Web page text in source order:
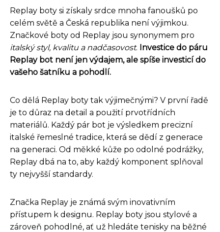
Replay boty si získaly srdce mnoha fanoušků po
celém světě a Česká republika není výjimkou.
Značkové boty od Replay jsou synonymem pro
italský styl, kvalitu a nadčasovost. Investice do páru
Replay bot není jen výdajem, ale spíše investicí do
vašeho šatníku a pohodlí.
Co dělá Replay boty tak výjimečnými? V první řadě
je to důraz na detail a použití prvotřídních
materiálů. Každý pár bot je výsledkem precizní
italské řemeslné tradice, která se dědí z generace
na generaci. Od měkké kůže po odolné podrážky,
Replay dbá na to, aby každý komponent splňoval
ty nejvyšší standardy.
Značka Replay je známá svým inovativním
přístupem k designu. Replay boty jsou stylové a
zároveň pohodlné, ať už hledáte tenisky na běžné